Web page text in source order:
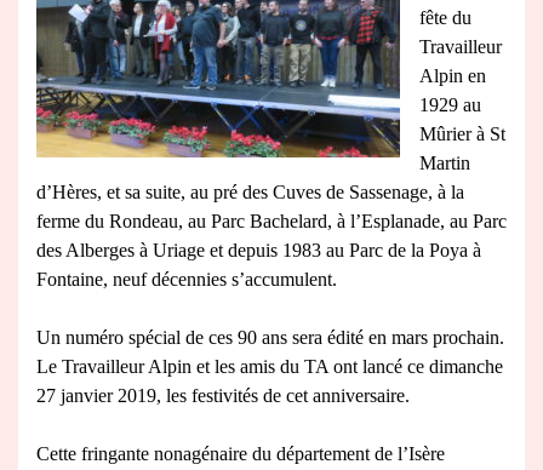
fête du
Travailleur
Alpin en
1929 au
Mûrier à St
Martin
d’Hères, et sa suite, au pré des Cuves de Sassenage, à la
ferme du Rondeau, au Parc Bachelard, à l’Esplanade, au Parc
des Alberges à Uriage et depuis 1983 au Parc de la Poya à
Fontaine, neuf décennies s’accumulent.
Un numéro spécial de ces 90 ans sera édité en mars prochain.
Le Travailleur Alpin et les amis du TA ont lancé ce dimanche
27 janvier 2019, les festivités de cet anniversaire.
Cette fringante nonagénaire du département de l’Isère